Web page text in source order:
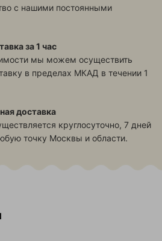
с нашими постоянными
за 1 час
мы можем осуществить
в пределах МКАД в течении 1
доставка
круглосуточно, 7 дней
точку Москвы и области.